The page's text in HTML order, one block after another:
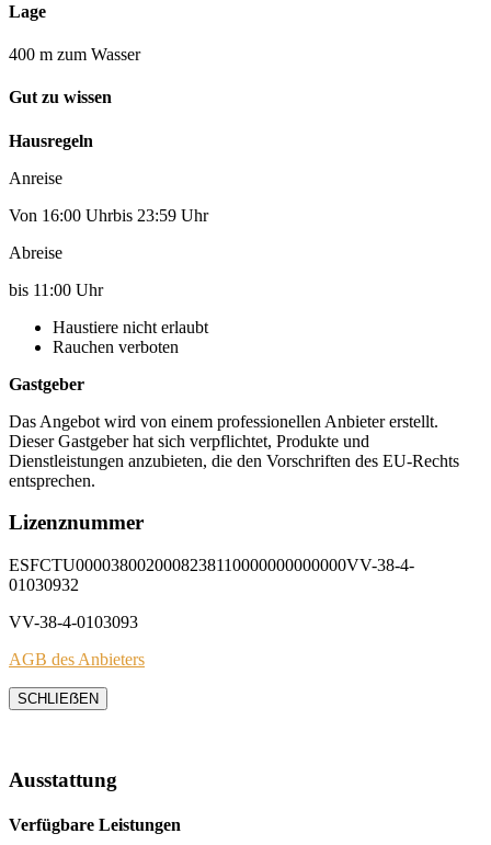
Lage
400 m zum Wasser
Gut zu wissen
Hausregeln
Anreise
Von 16:00 Uhrbis 23:59 Uhr
Abreise
bis 11:00 Uhr
Haustiere nicht erlaubt
Rauchen verboten
Gastgeber
Das Angebot wird von einem professionellen Anbieter erstellt.
Dieser Gastgeber hat sich verpflichtet, Produkte und
Dienstleistungen anzubieten, die den Vorschriften des EU-Rechts
entsprechen.
Lizenznummer
ESFCTU0000380020008238110000000000000VV-38-4-
01030932
VV-38-4-0103093
AGB des Anbieters
SCHLIEẞEN
Ausstattung
Verfügbare Leistungen